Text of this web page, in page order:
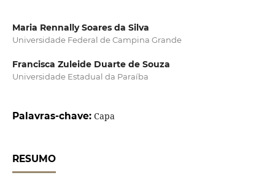
Maria Rennally Soares da Silva
Universidade Federal de Campina Grande
Francisca Zuleide Duarte de Souza
Universidade Estadual da Paraíba
Palavras-chave: Capa
RESUMO